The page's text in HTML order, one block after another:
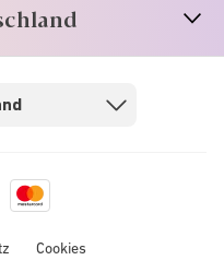
Mastercard
logo
Cookies